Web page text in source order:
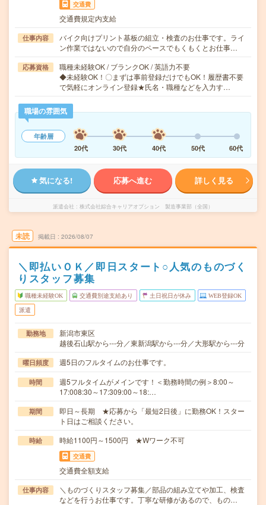
交通費
交通費規定内支給
仕事内容
バイク向けプリント基板の組立・検査のお仕事です。ライ
ン作業ではないので自分のペースでもくもくとお仕事…
応募資格
職種未経験OK / ブランクOK / 英語力不要
◆未経験OK！〇まずは事前登録だけでもOK！履歴書不要
で気軽にオンライン登録★氏名・職種などを入力す…
職場の雰囲気
年齢層
20代
30代 40代 50代 60代
気になる! 応募へ進む 詳しく見る
派遣会社 株式会社綜合キャリアオプション 製造事業部（全国）
未読 掲載日 2026/08/07
＼即払いＯＫ／即日スタート○人気のものづく
りスタッフ募集
職種未経験OK 交通費別途支給あり 土日祝日が休み WEB登録OK
派遣
勤務地
新潟市東区
越後石山駅から---分／東新潟駅から---分／大形駅から---分
曜日頻度 週5日のフルタイムのお仕事です。
時間
週5フルタイムがメインです！＜勤務時間の例＞8:00～
17:008:30～17:309:00～18:…
期間
即日～長期 ★応募から「最短2日後」に勤務OK！スター
ト日はご相談ください。
時給 時給1100円～1500円 ★Wワーク不可
交通費
交通費全額支給
仕事内容
＼ものづくりスタッフ募集／部品の組み立てや加工、検査
などを行うお仕事です。丁寧な研修があるので、もの…